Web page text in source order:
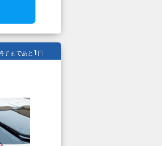
了まであと 1 日